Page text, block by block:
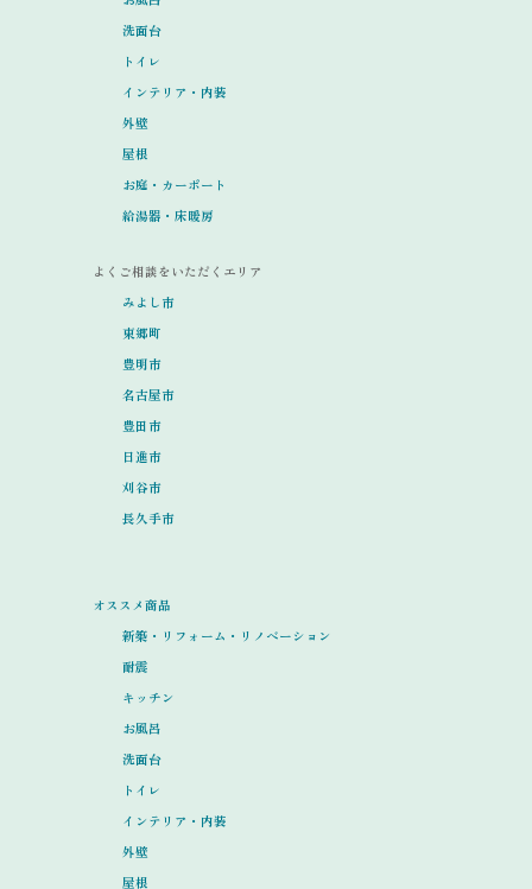
洗面台
トイレ
インテリア・内装
外壁
屋根
お庭・カーポート
給湯器・床暖房
よくご相談をいただくエリア
みよし市
東郷町
豊明市
名古屋市
豊田市
日進市
刈谷市
長久手市
オススメ商品
新築・リフォーム・リノベーション
耐震
キッチン
お風呂
洗面台
トイレ
インテリア・内装
外壁
屋根